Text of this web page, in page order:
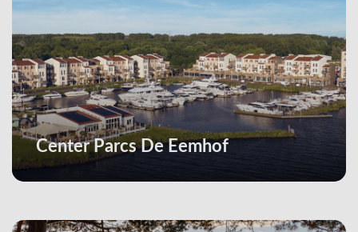
Center Parcs De Eemhof